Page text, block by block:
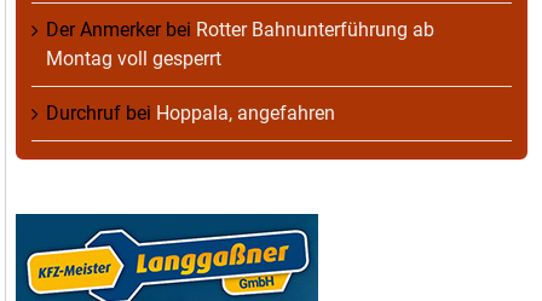
Der Anmerkerbei Rotter Bahnunterführung ab
Montag voll gesperrt
Durchruf bei Hoppala, angefahren